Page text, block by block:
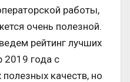
работы,
очень полезной.
рейтинг лучших
года с
качеств, но